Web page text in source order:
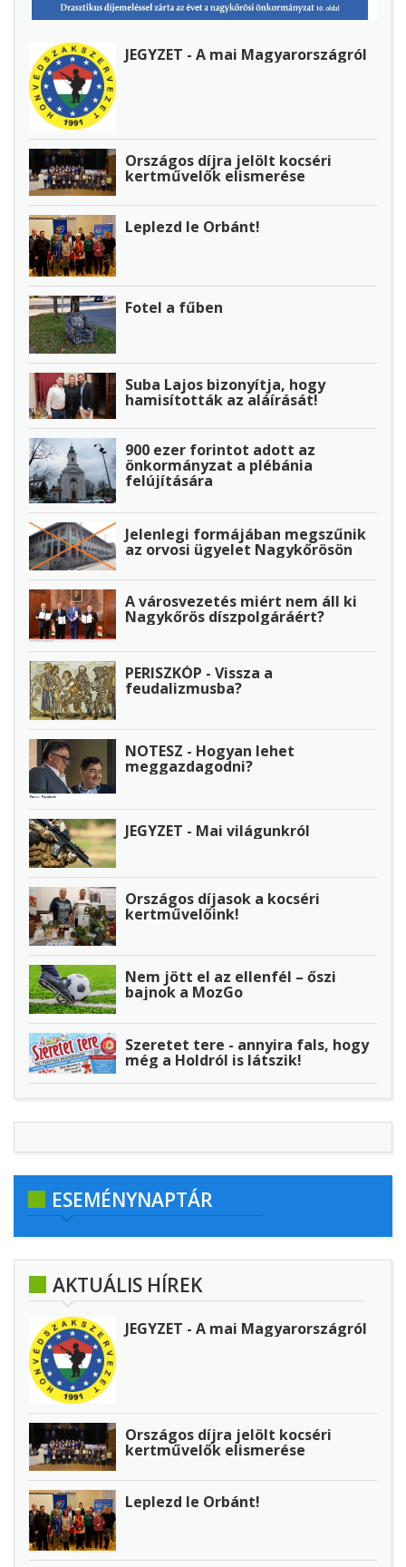
JEGYZET - A mai Magyarországról
Országos díjra jelölt kocséri
kertművelők elismerése
Leplezd le Orbánt!
Fotel a fűben
Suba Lajos bizonyítja, hogy
hamisították az aláírását!
900 ezer forintot adott az
önkormányzat a plébánia
felújítására
Jelenlegi formájában megszűnik
az orvosi ügyelet Nagykőrösön
A városvezetés miért nem áll ki
Nagykőrös díszpolgáráért?
PERISZKÓP - Vissza a
feudalizmusba?
NOTESZ - Hogyan lehet
meggazdagodni?
JEGYZET - Mai világunkról
Országos díjasok a kocséri
kertművelőink!
Nem jött el az ellenfél – őszi
bajnok a MozGo
Szeretet tere - annyira fals, hogy
még a Holdról is látszik!
ESEMÉNYNAPTÁR
AKTUÁLIS HÍREK
JEGYZET - A mai Magyarországról
Országos díjra jelölt kocséri
kertművelők elismerése
Leplezd le Orbánt!